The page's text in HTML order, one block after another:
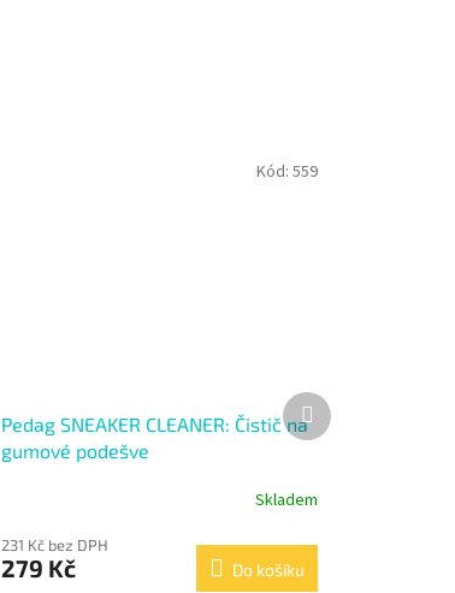
Pedag SNEAKER CLEANER: Čistič na
gumové podešve
Skladem
231 Kč bez DPH
279 Kč Do košíku
Kód: 559
Další
produkt